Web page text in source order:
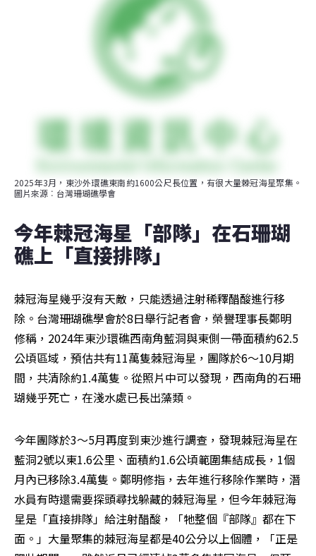
2025年3月，東沙外環礁東南約1600公尺長位置，有很大量棘冠海星聚集。
圖片來源︰台灣珊瑚礁學會
今年棘冠海星「部隊」在石珊瑚
礁上「直接排隊」
棘冠海星幾乎沒有天敵，只能透過注射稀釋醋酸進行移
除。台灣珊瑚礁學會於8日舉行記者會，榮譽理事長鄭明
修稱，2024年東沙環礁西南角藍洞與東側一帶面積約62.5
公頃區域，預估共有11萬隻棘冠海星，團隊於6～10月期
間，共清除約1.4萬隻。從照片中可以發現，西南角的石珊
瑚幾乎死亡，在淺水處已長出藻類。
今年團隊於3～5月再度到東沙進行調查，發現棘冠海星在
藍洞2號以東1.6公里、面積約1.6公頃範圍集結成長，1個
月內已移除3.4萬隻。鄭明修指，去年進行移除作業時，潛
水員有時還需要探頭尋找躲藏的棘冠海星，但今年棘冠海
星是「直接排隊」給注射醋酸，「牠整個『部隊』都在下
面。」大量聚集的棘冠海星都是40公分以上個體，「正是